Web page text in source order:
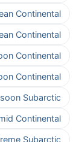
Continental
Continental
Continental
Continental
Subarctic
Continental
Subarctic